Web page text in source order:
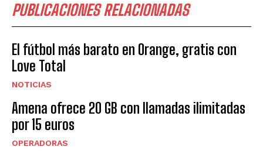
PUBLICACIONES RELACIONADAS
El fútbol más barato en Orange, gratis con
Love Total
NOTICIAS
Amena ofrece 20 GB con llamadas ilimitadas
por 15 euros
OPERADORAS